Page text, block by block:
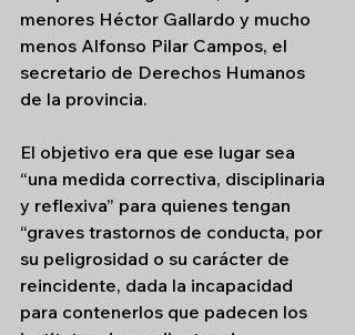
menores Héctor Gallardo y mucho
menos Alfonso Pilar Campos, el
secretario de Derechos Humanos
de la provincia.
El objetivo era que ese lugar sea
“una medida correctiva, disciplinaria
y reflexiva” para quienes tengan
“graves trastornos de conducta, por
su peligrosidad o su carácter de
reincidente, dada la incapacidad
para contenerlos que padecen los